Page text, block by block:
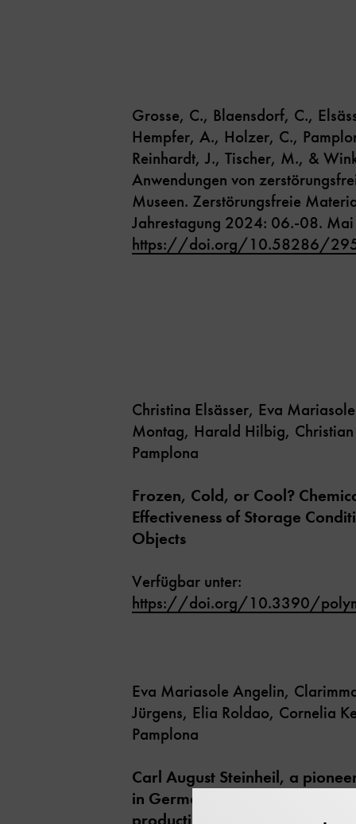
Grosse, C., Blaensdorf, C.,
Hempfer, A., Holzer, C.,
Reinhardt, J., Tischer, M., &
Anwendungen von
Museen. Zerstörungsfreie
Jahrestagung 2024: 06.-08.
https://doi.org/10.58286/
Christina Elsässer, Eva
Montag, Harald Hilbig,
Pamplona
Frozen, Cold, or Cool?
Effectiveness of Storage
Objects
Verfügbar unter:
https://doi.org/10.3390/
Eva Mariasole Angelin,
Jürgens, Elia Roldao, Cornelia
Pamplona
Carl August Steinheil, a
in Germany: Non-destructive